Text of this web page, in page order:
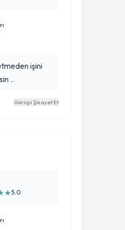
işini
..
Görüşü Şikayet Et
★5.0